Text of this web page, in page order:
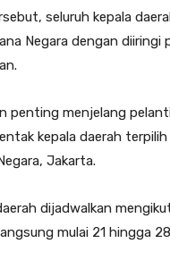
seluruh kepala
Negara dengan
penting menjelang
kepala daerah
Jakarta.
dijadwalkan
mulai 21 hingga